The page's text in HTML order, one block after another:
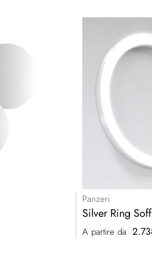
Panzeri
Silver Ring
A partire da